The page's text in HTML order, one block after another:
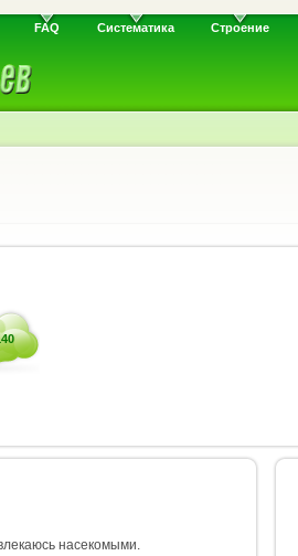
FAQ Систематика Строение
насекомыми.